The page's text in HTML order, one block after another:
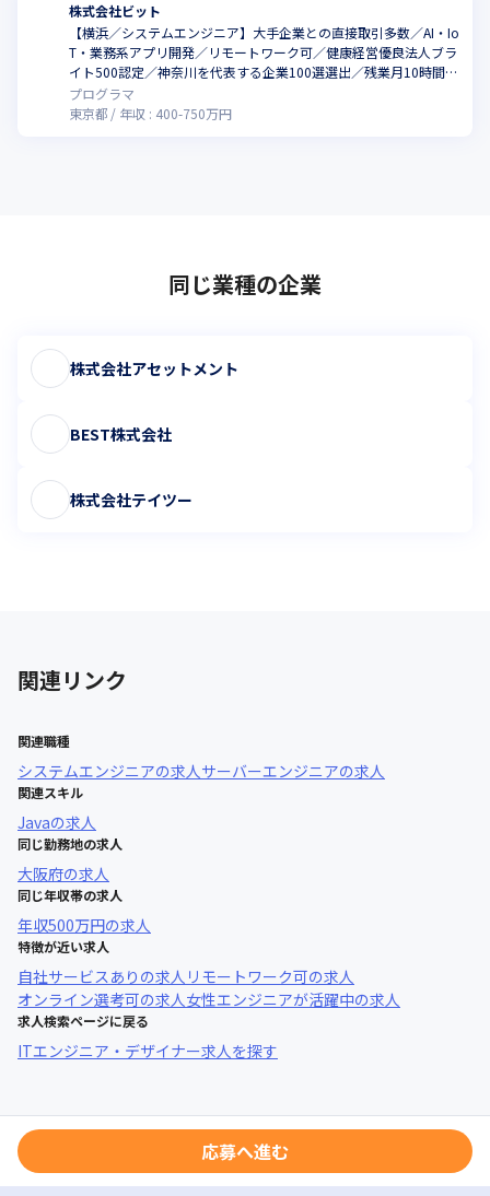
株式会社ビット
【横浜／システムエンジニア】大手企業との直接取引多数／AI・Io
T・業務系アプリ開発／リモートワーク可／健康経営優良法人ブラ
イト500認定／神奈川を代表する企業100選選出／残業月10時間程
度／実働7.5Ｈ
プログラマ
東京都
年収 : 400-750万円
同じ業種の企業
株式会社アセットメント
BEST株式会社
株式会社テイツー
関連リンク
関連職種
システムエンジニアの求人サーバーエンジニアの求人
関連スキル
Javaの求人
同じ勤務地の求人
大阪府の求人
同じ年収帯の求人
年収500万円の求人
特徴が近い求人
自社サービスあり の求人 リモートワーク可の求人
オンライン選考可の求人女性エンジニアが活躍中の求人
求人検索ページに戻る
ITエンジニア・デザイナー求人を探す
応募へ進む